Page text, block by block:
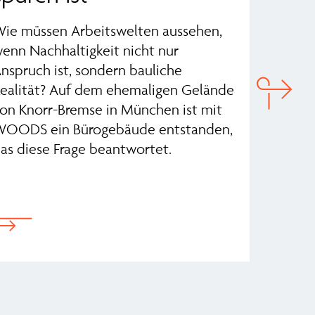
müssen Arbeitswelten aussehen,
Nachhaltigkeit nicht nur
ist, sondern bauliche
Auf dem ehemaligen Gelände
Knorr-Bremse in München ist mit
ein Bürogebäude entstanden,
diese Frage beantwortet.